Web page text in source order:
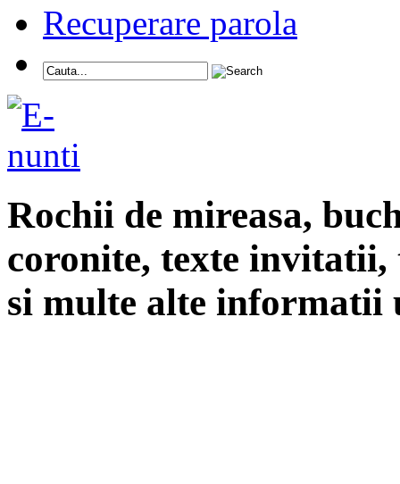
Recuperare parola
Rochii de mireasa,
coronite, texte
si multe alte informatii